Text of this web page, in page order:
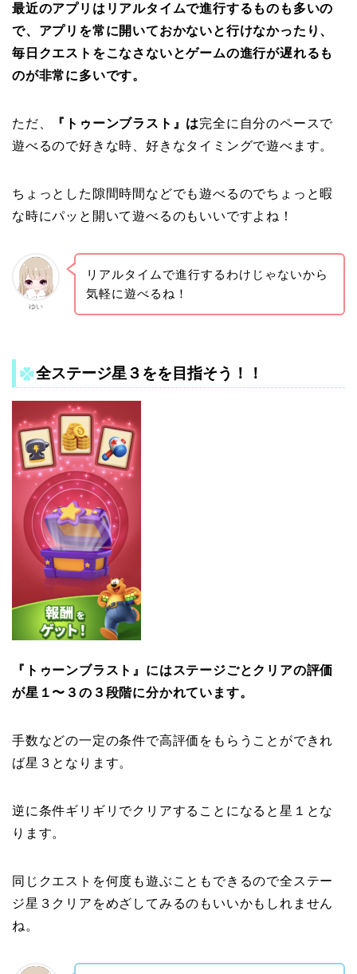
最近のアプリはリアルタイムで進行するものも多いの
で、アプリを常に開いておかないと行けなかったり、
毎日クエストをこなさないとゲームの進行が遅れるも
のが非常に多いです。
ただ、 『トゥーンブラスト』は完全に自分のペースで
遊べるので好きな時、好きなタイミングで遊べます。
ちょっとした隙間時間などでも遊べるのでちょっと暇
な時にパッと開いて遊べるのもいいですよね！
ゆい
リアルタイムで進行するわけじゃないから
気軽に遊べるね！
全ステージ星３をを目指そう！！
『トゥーンブラスト』にはステージごとクリアの評価
が星１〜３の３段階に分かれています。
手数などの一定の条件で高評価をもらうことができれ
ば星３となります。
逆に条件ギリギリでクリアすることになると星１とな
ります。
同じクエストを何度も遊ぶこともできるので全ステー
ジ星３クリアをめざしてみるのもいいかもしれません
ね。